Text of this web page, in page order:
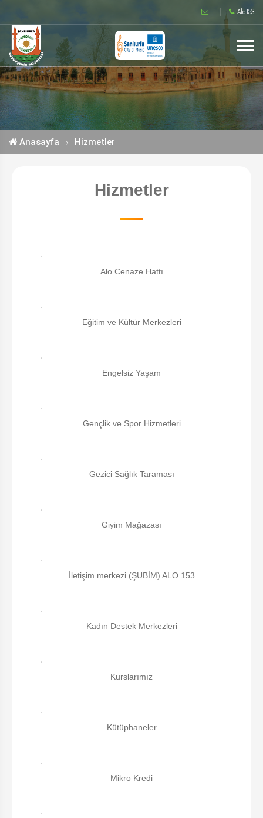
Alo 153
Anasayfa Hizmetler
Hizmetler
Alo Cenaze Hattı
Eğitim ve Kültür Merkezleri
Engelsiz Yaşam
Gençlik ve Spor Hizmetleri
Gezici Sağlık Taraması
Giyim Mağazası
İletişim merkezi (ŞUBİM) ALO 153
Kadın Destek Merkezleri
Kurslarımız
Kütüphaneler
Mikro Kredi